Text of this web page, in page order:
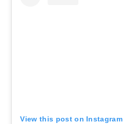
View this post on Instagram